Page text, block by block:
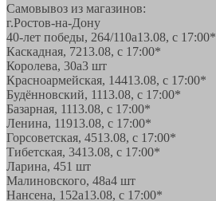
Самовывоз из магазинов:
г.Ростов-на-Дону
40-лет победы, 264/110а13.08, с 17:00*
Каскадная, 7213.08, с 17:00*
Королева, 30а3 шт
Красноармейская, 14413.08, с 17:00*
Будённовский, 1113.08, с 17:00*
Базарная, 1113.08, с 17:00*
Ленина, 11913.08, с 17:00*
Горсоветская, 4513.08, с 17:00*
Тибетская, 3413.08, с 17:00*
Ларина, 451 шт
Малиновского, 48а4 шт
Нансена, 152а13.08, с 17:00*